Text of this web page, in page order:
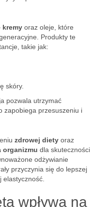
kremy oraz oleje, które
Produkty te
takie jak:
skóry.
pozwala utrzymać
zapobiega przesuszeniu i
zdrowej diety oraz
organizmu dla skuteczności
odżywianie
przyczynia się do lepszej
elastyczność.
wpływa na